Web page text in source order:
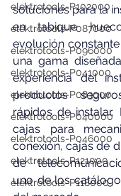
elektrotools-P102000
elektrotools-P087000
elektrotools-P096000
elektrotools-P041000
elektrotools-P083000
elektrotools-P040000
elektrotools-P046000
elektrotools-P121000
elektrotools-P118000
soluciones para la
en tabique
evolución
una gama
experiencia del
productos
rápidos de instalar.
cajas para
conexión, cajas de
de
uno de los